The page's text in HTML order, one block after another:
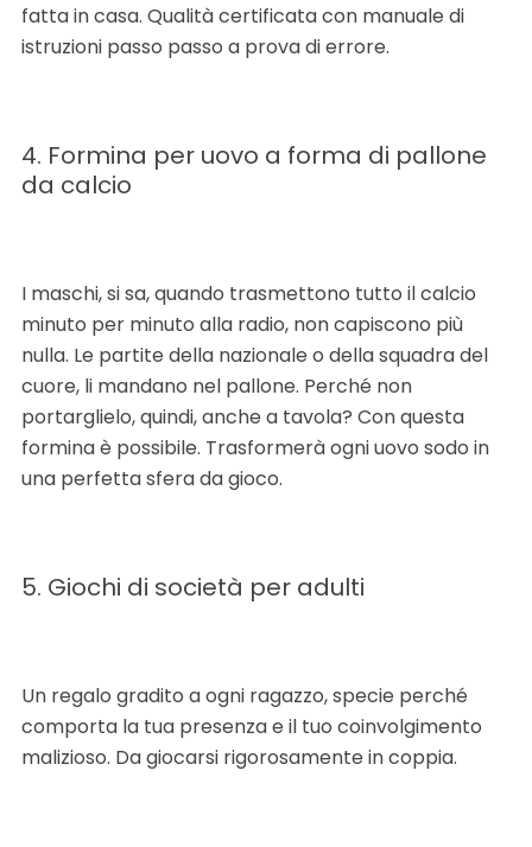
fatta in casa. Qualità certificata con manuale di
istruzioni passo passo a prova di errore.
4. Formina per uovo a forma di pallone
da calcio
I maschi, si sa, quando trasmettono tutto il calcio
minuto per minuto alla radio, non capiscono più
nulla. Le partite della nazionale o della squadra del
cuore, li mandano nel pallone. Perché non
portarglielo, quindi, anche a tavola? Con questa
formina è possibile. Trasformerà ogni uovo sodo in
una perfetta sfera da gioco.
5. Giochi di società per adulti
Un regalo gradito a ogni ragazzo, specie perché
comporta la tua presenza e il tuo coinvolgimento
malizioso. Da giocarsi rigorosamente in coppia.